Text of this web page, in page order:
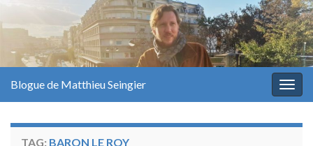
Blogue de Matthieu Seingier
TAG: BARON LE ROY